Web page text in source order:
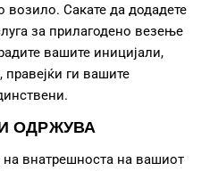
возило. Сакате да додадете
за прилагодено везење
вашите иницијали,
ги вашите
ОДРЖУВА
внатрешноста на вашиот